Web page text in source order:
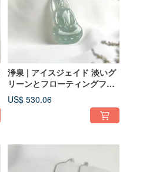
浄泉 | アイスジェイド 淡いグ
リーンとフローティングフラ
ワーの翡翠 | 観音菩薩の玉瓶
像 | 天然 A 貨翡翠ペンダント
US$ 530.06